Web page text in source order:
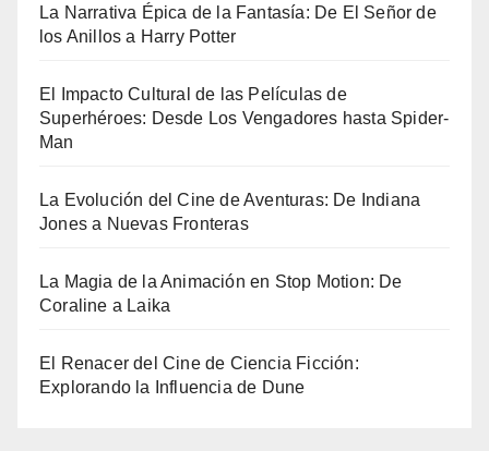
La Narrativa Épica de la Fantasía: De El Señor de
los Anillos a Harry Potter
El Impacto Cultural de las Películas de
Superhéroes: Desde Los Vengadores hasta Spider-
Man
La Evolución del Cine de Aventuras: De Indiana
Jones a Nuevas Fronteras
La Magia de la Animación en Stop Motion: De
Coraline a Laika
El Renacer del Cine de Ciencia Ficción:
Explorando la Influencia de Dune